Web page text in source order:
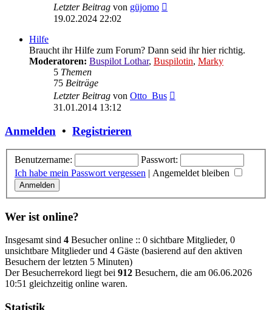
Letzter Beitrag von güjomo
19.02.2024 22:02
Hilfe
Braucht ihr Hilfe zum Forum? Dann seid ihr hier richtig.
Moderatoren: Buspilot Lothar, Buspilotin, Marky
5 Themen
75 Beiträge
Letzter Beitrag von Otto_Bus
31.01.2014 13:12
Anmelden • Registrieren
Benutzername:
Passwort:
Ich habe mein Passwort vergessen | Angemeldet bleiben
Wer ist online?
Insgesamt sind 4 Besucher online :: 0 sichtbare Mitglieder, 0
unsichtbare Mitglieder und 4 Gäste (basierend auf den aktiven
Besuchern der letzten 5 Minuten)
Der Besucherrekord liegt bei 912 Besuchern, die am 06.06.2026
10:51 gleichzeitig online waren.
Statistik